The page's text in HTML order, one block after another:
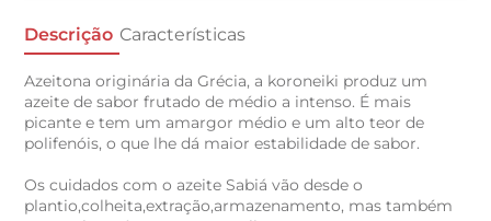
Descrição Características
Azeitona originária da Grécia, a koroneiki produz um
azeite de sabor frutado de médio a intenso. É mais
picante e tem um amargor médio e um alto teor de
polifenóis, o que lhe dá maior estabilidade de sabor.
Os cuidados com o azeite Sabiá vão desde o
plantio,colheita,extração,armazenamento, mas também